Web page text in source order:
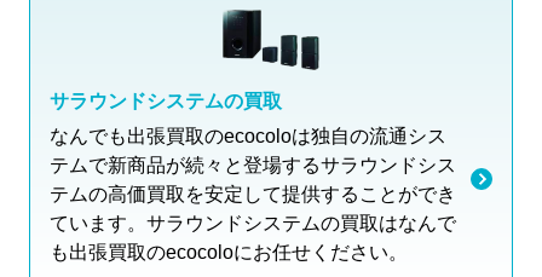
サラウンドシステムの買取
なんでも出張買取のecocoloは独自の流通シス
テムで新商品が続々と登場するサラウンドシス
テムの高価買取を安定して提供することができ
ています。サラウンドシステムの買取はなんで
も出張買取のecocoloにお任せください。